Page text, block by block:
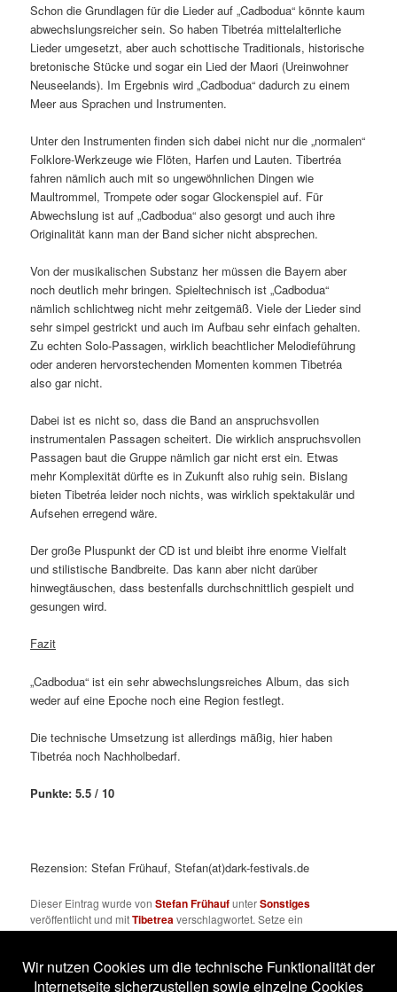
Schon die Grundlagen für die Lieder auf „Cadbodua“ könnte kaum
abwechslungsreicher sein. So haben Tibetréa mittelalterliche
Lieder umgesetzt, aber auch schottische Traditionals, historische
bretonische Stücke und sogar ein Lied der Maori (Ureinwohner
Neuseelands). Im Ergebnis wird „Cadbodua“ dadurch zu einem
Meer aus Sprachen und Instrumenten.
Unter den Instrumenten finden sich dabei nicht nur die „normalen“
Folklore-Werkzeuge wie Flöten, Harfen und Lauten. Tibertréa
fahren nämlich auch mit so ungewöhnlichen Dingen wie
Maultrommel, Trompete oder sogar Glockenspiel auf. Für
Abwechslung ist auf „Cadbodua“ also gesorgt und auch ihre
Originalität kann man der Band sicher nicht absprechen.
Von der musikalischen Substanz her müssen die Bayern aber
noch deutlich mehr bringen. Spieltechnisch ist „Cadbodua“
nämlich schlichtweg nicht mehr zeitgemäß. Viele der Lieder sind
sehr simpel gestrickt und auch im Aufbau sehr einfach gehalten.
Zu echten Solo-Passagen, wirklich beachtlicher Melodieführung
oder anderen hervorstechenden Momenten kommen Tibetréa
also gar nicht.
Dabei ist es nicht so, dass die Band an anspruchsvollen
instrumentalen Passagen scheitert. Die wirklich anspruchsvollen
Passagen baut die Gruppe nämlich gar nicht erst ein. Etwas
mehr Komplexität dürfte es in Zukunft also ruhig sein. Bislang
bieten Tibetréa leider noch nichts, was wirklich spektakulär und
Aufsehen erregend wäre.
Der große Pluspunkt der CD ist und bleibt ihre enorme Vielfalt
und stilistische Bandbreite. Das kann aber nicht darüber
hinwegtäuschen, dass bestenfalls durchschnittlich gespielt und
gesungen wird.
Fazit
„Cadbodua“ ist ein sehr abwechslungsreiches Album, das sich
weder auf eine Epoche noch eine Region festlegt.
Die technische Umsetzung ist allerdings mäßig, hier haben
Tibetréa noch Nachholbedarf.
Punkte: 5.5 / 10
Rezension: Stefan Frühauf, Stefan(at)dark-festivals.de
Dieser Eintrag wurde vonStefan FrühaufunterSonstiges
veröffentlicht und mitTibetreaverschlagwortet. Setze ein
Lesezeichen für denPermalink.